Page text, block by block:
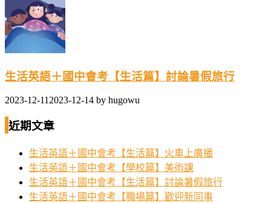
生活英語＋國中會考【生活篇】討論暑假旅行
2023-12-11 2023-12-14 by hugowu
近期文章
生活英語＋國中會考【生活篇】火車上廣播
生活英語＋國中會考【學校篇】美術課
生活英語＋國中會考【生活篇】討論暑假旅行
生活英語＋國中會考【職場篇】歡迎新同事